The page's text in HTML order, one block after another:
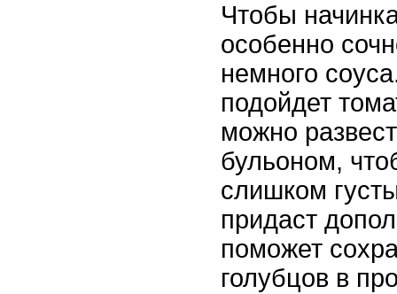
Чтобы
особенно
немного
подойдет
можно
бульоном,
слишком
придаст
поможет
голубцов в